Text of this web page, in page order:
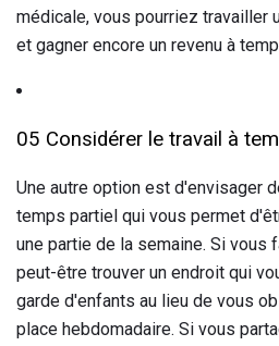
médicale, vous pourriez travailler
et gagner encore un revenu à
05 Considérer le travail à
Une autre option est d'envisager
temps partiel qui vous permet
une partie de la semaine. Si vous
peut-être trouver un endroit qui
garde d'enfants au lieu de vous
place hebdomadaire. Si vous